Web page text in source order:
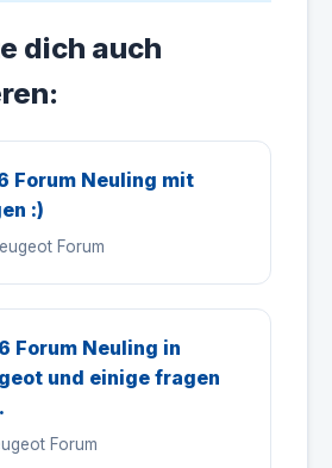
dich auch
Forum Neuling mit
:)
Forum
Forum Neuling in
und einige fragen
Forum